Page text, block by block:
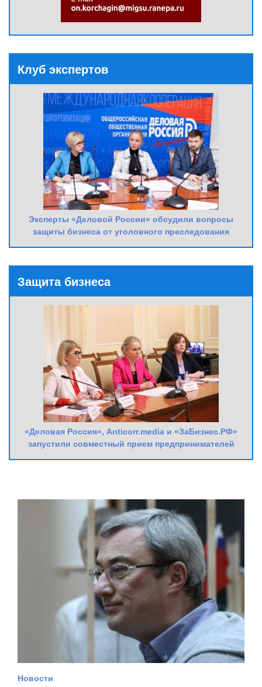
Клуб экспертов
Эксперты «Деловой России» обсудили вопросы
защиты бизнеса от уголовного преследования
Защита бизнеса
«Деловая Россия», Anticorr.media и «ЗаБизнес.РФ»
запустили совместный прием предпринимателей
Новости